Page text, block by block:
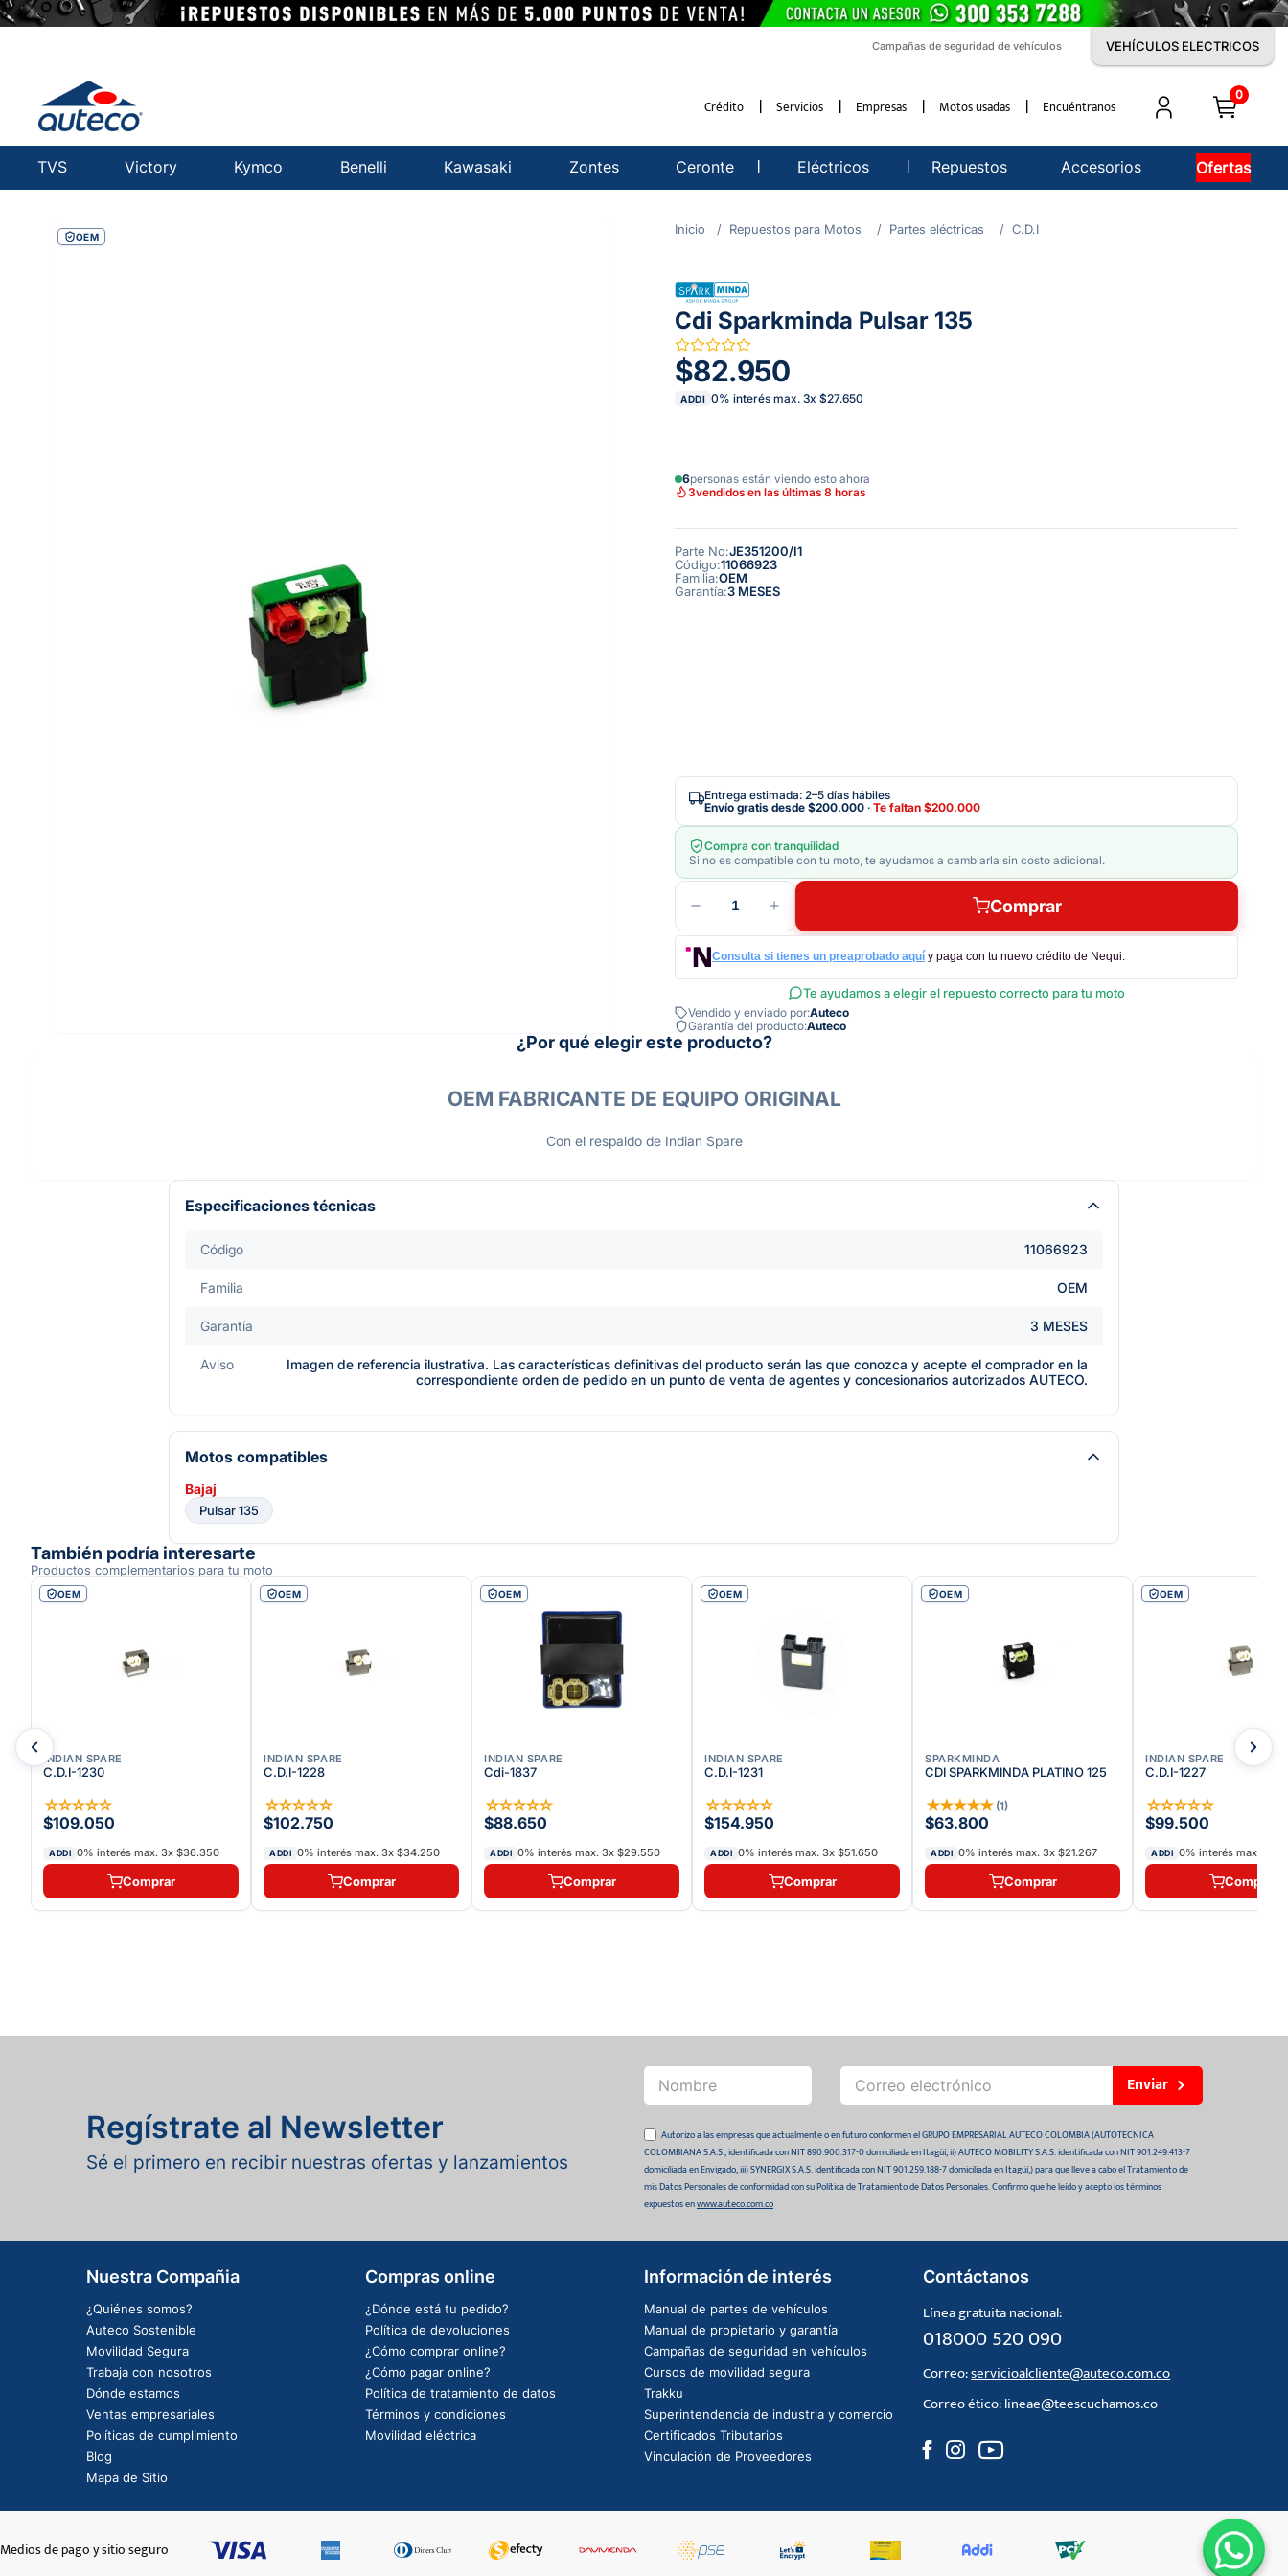
Campañas de seguridad de vehículos VEHÍCULOS ELECTRICOS
Crédito Servicios Empresas Motos usadas Encuéntranos
0
TVS Victory Kymco Benelli Kawasaki Zontes Ceronte Eléctricos Repuestos Accesorios Ofertas
OEM Repuestos para Motos Partes eléctricas C.D.I
Cdi Sparkminda Pulsar 135
$82.950
ADDI 0% interés max. 3x $27.650
6personas están viendo esto ahora
3vendidos en las últimas 8 horas
Parte No:JE351200/I1
Código:11066923
Familia:OEM
Garantía:3 MESES
Entrega estimada: 2–5 días hábiles
Envío gratis desde $200.000 · Te faltan $200.000
Compra con tranquilidad
Si no es compatible con tu moto, te ayudamos a cambiarla sin costo adicional.
1 Comprar
Consulta si tienes un preaprobado aquí y paga con tu nuevo crédito de Nequi.
Te ayudamos a elegir el repuesto correcto para tu moto
Vendido y enviado por:Auteco
Garantía del producto:Auteco
¿Por qué elegir este producto?
OEM FABRICANTE DE EQUIPO ORIGINAL
Con el respaldo de Indian Spare
Especificaciones técnicas
Código 11066923
Familia OEM
Garantía 3 MESES
Aviso
Imagen de referencia ilustrativa. Las características definitivas del producto serán las que conozca y acepte el comprador en la
correspondiente orden de pedido en un punto de venta de agentes y concesionarios autorizados AUTECO.
Motos compatibles
Bajaj
Pulsar 135
También podría interesarte
Productos complementarios para tu moto
OEM
INDIAN SPARE
C.D.I-1230
☆☆☆☆☆
$109.050
ADDI 0% interés max. 3x $36.350
Comprar
OEM
INDIAN SPARE
C.D.I-1228
☆☆☆☆☆
$102.750
ADDI 0% interés max. 3x $34.250
Comprar
OEM
INDIAN SPARE
Cdi-1837
☆☆☆☆☆
$88.650
ADDI 0% interés max. 3x $29.550
Comprar
OEM
INDIAN SPARE
C.D.I-1231
☆☆☆☆☆
$154.950
ADDI 0% interés max. 3x $51.650
Comprar
OEM
SPARKMINDA
CDI SPARKMINDA PLATINO 125
★★★★★ (1)
$63.800
ADDI 0% interés max. 3x $21.267
Comprar
OEM
INDIAN SPARE
C.D.I-1227
☆☆☆☆☆
$99.500
ADDI 0% interés max.
Comprar
Regístrate al Newsletter
Sé el primero en recibir nuestras ofertas y lanzamientos
Enviar
Autorizo a las empresas que actualmente o en futuro conformen el GRUPO EMPRESARIAL AUTECO COLOMBIA (AUTOTECNICA
COLOMBIANA S.A.S., identificada con NIT 890.900.317-0 domiciliada en Itagüí, ii) AUTECO MOBILITY S.A.S. identificada con NIT 901.249.413-7
domiciliada en Envigado, iii) SYNERGIX S.A.S. identificada con NIT 901.259.188-7 domiciliada en Itagüí,) para que lleve a cabo el Tratamiento de
mis Datos Personales de conformidad con su Política de Tratamiento de Datos Personales. Confirmo que he leído y acepto los términos
expuestos enwww.auteco.com.co
Nuestra Compañia
¿Quiénes somos?
Auteco Sostenible
Movilidad Segura
Trabaja con nosotros
Dónde estamos
Ventas empresariales
Políticas de cumplimiento
Blog
Mapa de Sitio
Compras online
¿Dónde está tu pedido?
Política de devoluciones
¿Cómo comprar online?
¿Cómo pagar online?
Política de tratamiento de datos
Términos y condiciones
Movilidad eléctrica
Información de interés
Manual de partes de vehículos
Manual de propietario y garantía
Campañas de seguridad en vehículos
Cursos de movilidad segura
Trakku
Superintendencia de industria y comercio
Certificados Tributarios
Vinculación de Proveedores
Contáctanos
Línea gratuita nacional:
018000 520 090
Correo:servicioalcliente@auteco.com.co
Correo ético:lineae@teescuchamos.co
Medios de pago y sitio seguro